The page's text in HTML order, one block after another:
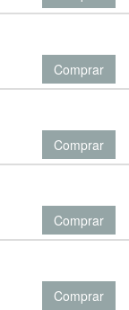
Comprar
Comprar
Comprar
Comprar